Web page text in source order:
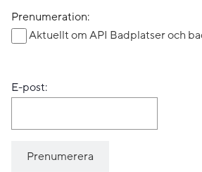
Prenumeration:
Aktuellt om API Badplatser och
E-post: